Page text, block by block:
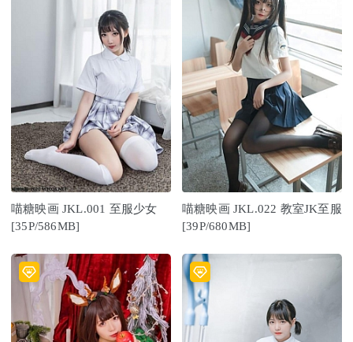
喵糖映画 JKL.001 至服少女
[35P/586MB]
喵糖映画 JKL.022 教室JK至服
[39P/680MB]